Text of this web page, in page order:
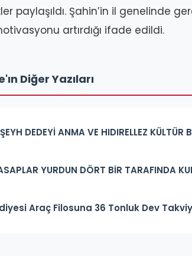
paylaşıldı. Şahin’in il genelinde
artırdığı ifade edildi.
Diğer Yazıları
DEDEYİ ANMA VE HIDIRELLEZ
YURDUN DÖRT BİR TARAFINDA
Araç Filosuna 36 Tonluk Dev